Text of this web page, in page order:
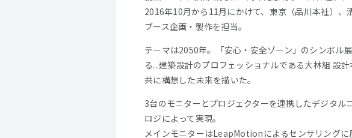
2016年10月から11月にかけて、東京（品川本社）
ブース企画・製作を担当。
テーマは2050年。「安心・安全ゾーン」のシンボル
る...建築設計のプロフェッショナルである大林組 設
共に構想した未来を描いた。
3台のモニターとプロジェクターを連携したデジタ
ロジによって実現。
メインモニターはLeapMotionによるセンサリング